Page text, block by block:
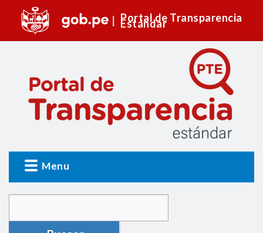
Portal de Transparencia
Estándar
Menu